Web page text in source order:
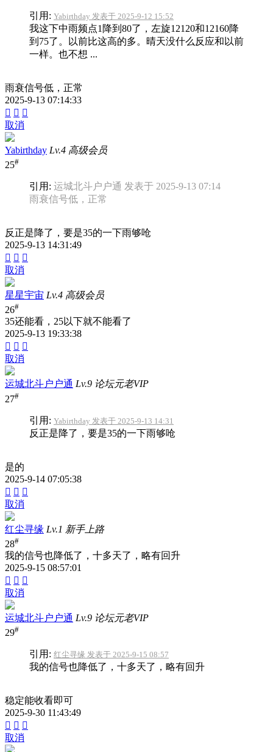
引用: Yabirthday 发表于 2025-9-12 15:52
我这下中雨频点1降到80了，左旋12120和12160降
到75了。以前比这高的多。晴天没什么反应和以前
一样。也不想 ...
雨衰信号低，正常
2025-9-13 07:14:33
  
取消
Yabirthday Lv.4 高级会员
25#
引用: 运城北斗户户通 发表于 2025-9-13 07:14
雨衰信号低，正常
反正是降了，要是35的一下雨够呛
2025-9-13 14:31:49
  
取消
星星宇宙 Lv.4 高级会员
26#
35还能看，25以下就不能看了
2025-9-13 19:33:38
  
取消
运城北斗户户通 Lv.9 论坛元老VIP
27#
引用: Yabirthday 发表于 2025-9-13 14:31
反正是降了，要是35的一下雨够呛
是的
2025-9-14 07:05:38
  
取消
红尘寻缘 Lv.1 新手上路
28#
我的信号也降低了，十多天了，略有回升
2025-9-15 08:57:01
  
取消
运城北斗户户通 Lv.9 论坛元老VIP
29#
引用: 红尘寻缘 发表于 2025-9-15 08:57
我的信号也降低了，十多天了，略有回升
稳定能收看即可
2025-9-30 11:43:49
  
取消